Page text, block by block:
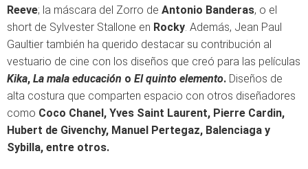
Reeve; la máscara del Zorro de Antonio Banderas, o el
short de Sylvester Stallone en Rocky. Además, Jean Paul
Gaultier también ha querido destacar su contribución al
vestuario de cine con los diseños que creó para las películas
Kika, La mala educación o El quinto elemento. Diseños de
alta costura que comparten espacio con otros diseñadores
como Coco Chanel, Yves Saint Laurent, Pierre Cardin,
Hubert de Givenchy, Manuel Pertegaz, Balenciaga y
Sybilla, entre otros.